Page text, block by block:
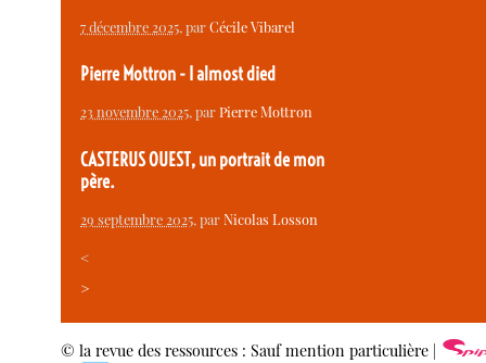
7 décembre 2025, parCécile Vibarel
Pierre Mottron - I almost died
23 novembre 2025, parPierre Mottron
CASTERUS OUEST, un portrait de mon
père.
29 septembre 2025, parNicolas Losson
<
>
© la revue des ressources : Sauf mention particulière |